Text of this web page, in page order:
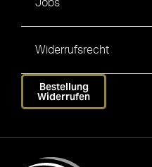
Jobs
Widerrufsrecht
Bestellung
Widerrufen